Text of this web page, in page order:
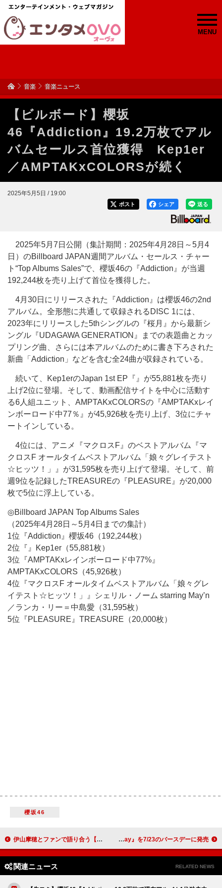
MENU
音楽 音楽ニュース
【ビルボード】櫻坂
46『Addiction』19.2万枚でアル
バムセールス首位獲得 Kep1er
／AMPTAKxCOLORSが続く
2025年5月5日 / 19:00
送る
シェア
ポスト
2025年5月7日公開（集計期間：2025年4月28日～5月4
日）のBillboard JAPAN週間アルバム・セールス・チャー
ト“Top Albums Sales”で、櫻坂46の『Addiction』が当週
192,244枚を売り上げて首位を獲得した。
4月30日にリリースされた『Addiction』は櫻坂46の2nd
アルバム。全形態に共通して収録されるDISC 1には、
2023年にリリースした5thシングルの『桜月』から最新シ
ングル『UDAGAWA GENERATION』までの表題曲とカッ
プリング曲、さらには本アルバムのために書き下ろされた
新曲「Addiction」などを含む全24曲が収録されている。
続いて、Kep1erのJapan 1st EP『』が55,881枚を売り
上げ2位に登場。そして、動画配信サイトを中心に活動す
る6人組ユニット、AMPTAKxCOLORSの『AMPTAKxレイ
ンボーロード中77％』が45,926枚を売り上げ、3位にチャ
ートインしている。
4位には、アニメ『マクロスF』のベストアルバム『マ
クロスF オールタイムベストアルバム「娘々グレイテスト
☆ヒッツ！」』が31,595枚を売り上げて登場。そして、前
週9位を記録したTREASUREの『PLEASURE』が20,000
枚で5位に浮上している。
◎Billboard JAPAN Top Albums Sales
（2025年4月28日～5月4日までの集計）
1位『Addiction』櫻坂46（192,244枚）
2位『』Kep1er（55,881枚）
3位『AMPTAKxレインボーロード中77%』
AMPTAKxCOLORS（45,926枚）
4位『マクロスF オールタイムベストアルバム「娘々グレ
イテスト☆ヒッツ！」』シェリル・ノーム starring May’n
／ランカ・リー＝中島愛（31,595枚）
5位『PLEASURE』TREASURE（20,000枚）
櫻坂46
伊山摩穂とファンで語り合う【伊山摩穂とアイドルを語る会】5/20開催決定！ 10年以上にわたるアイドルキャリアを総まとめ 内田彩、10周年記念アルバム『Re:birthday』を7/23のバースデーに発売
関連ニュース RELATED NEWS